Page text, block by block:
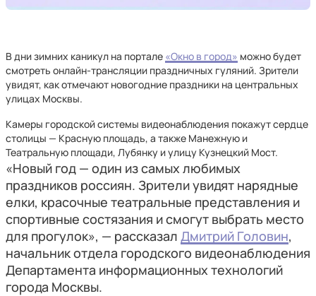
В дни зимних каникул на портале «Окно в город» можно будет
смотреть онлайн-трансляции праздничных гуляний. Зрители
увидят, как отмечают новогодние праздники на центральных
улицах Москвы.
Камеры городской системы видеонаблюдения покажут сердце
столицы — Красную площадь, а также Манежную и
Театральную площади, Лубянку и улицу Кузнецкий Мост.
«Новый год — один из самых любимых
праздников россиян. Зрители увидят нарядные
елки, красочные театральные представления и
спортивные состязания и смогут выбрать место
для прогулок», — рассказал Дмитрий Головин,
начальник отдела городского видеонаблюдения
Департамента информационных технологий
города Москвы.